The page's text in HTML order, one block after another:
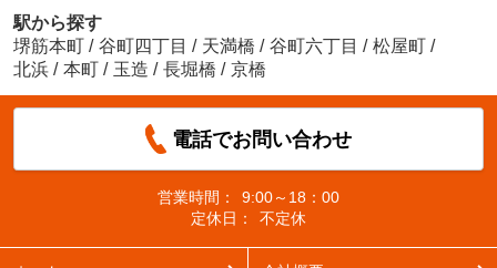
駅から探す
堺筋本町
/ 谷町四丁目 / 天満橋 / 谷町六丁目 / 松屋町
/
北浜 / 本町 / 玉造 / 長堀橋 / 京橋
電話でお問い合わせ
営業時間：
9:00～18：00
定休日：
不定休